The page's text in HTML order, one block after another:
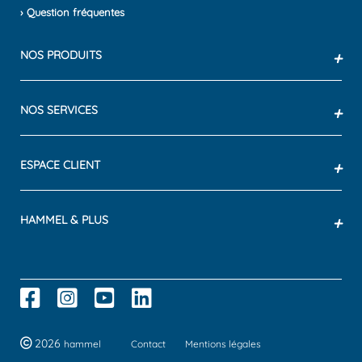
› Question fréquentes
NOS PRODUITS +
NOS SERVICES +
ESPACE CLIENT +
HAMMEL & PLUS +
2026 hammel Contact
Mentions légales